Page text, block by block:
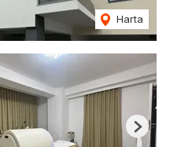
Harta
Next